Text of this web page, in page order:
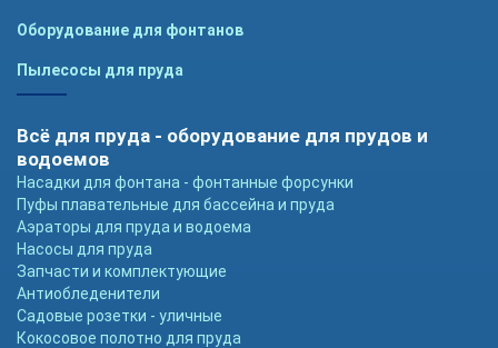
Оборудование для фонтанов
Пылесосы для пруда
Всё для пруда - оборудование для прудов и
водоемов
Насадки для фонтана - фонтанные форсунки
Пуфы плавательные для бассейна и пруда
Аэраторы для пруда и водоема
Насосы для пруда
Запчасти и комплектующие
Антиобледенители
Садовые розетки - уличные
Кокосовое полотно для пруда